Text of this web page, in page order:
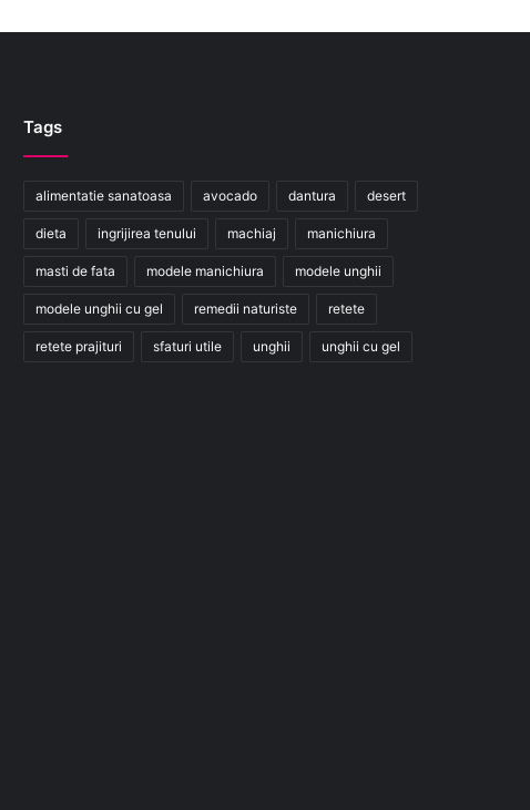
Tags
alimentatie sanatoasa avocado dantura desert
dieta ingrijirea tenului machiaj manichiura
masti de fata modele manichiura modele unghii
modele unghii cu gel remedii naturiste retete
retete prajituri sfaturi utile unghii unghii cu gel